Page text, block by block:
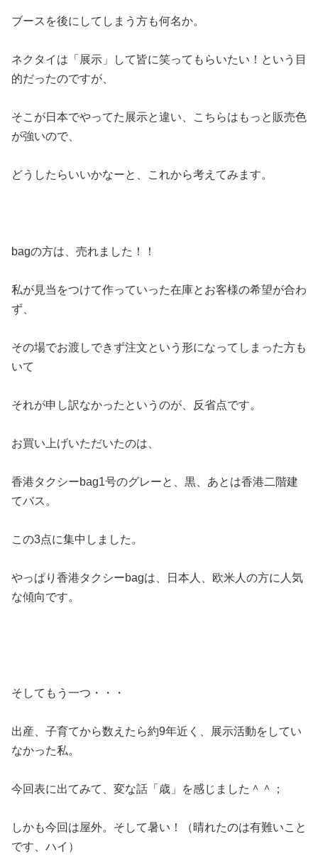
ブースを後にしてしまう方も何名か。
ネクタイは「展示」して皆に笑ってもらいたい！という目
的だったのですが、
そこが日本でやってた展示と違い、こちらはもっと販売色
が強いので、
どうしたらいいかなーと、これから考えてみます。
bagの方は、売れました！！
私が見当をつけて作っていった在庫とお客様の希望が合わ
ず、
その場でお渡しできず注文という形になってしまった方も
いて
それが申し訳なかったというのが、反省点です。
お買い上げいただいたのは、
香港タクシーbag1号のグレーと、黒、あとは香港二階建
てバス。
この3点に集中しました。
やっぱり香港タクシーbagは、日本人、欧米人の方に人気
な傾向です。
そしてもう一つ・・・
出産、子育てから数えたら約9年近く、展示活動をしてい
なかった私。
今回表に出てみて、変な話「歳」を感じました＾＾；
しかも今回は屋外。そして暑い！（晴れたのは有難いこと
です、ハイ）